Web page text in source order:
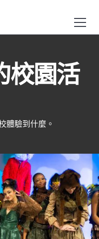
校園活
體驗到什麼。